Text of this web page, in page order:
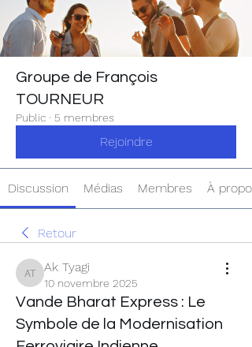
Groupe de François
TOURNEUR
Public · 5 membres
Rejoindre
Discussion Médias Membres À propos
Retour
Ak Tyagi
Ak Tyagi
10 novembre 2025
Vande Bharat Express : Le
Symbole de la Modernisation